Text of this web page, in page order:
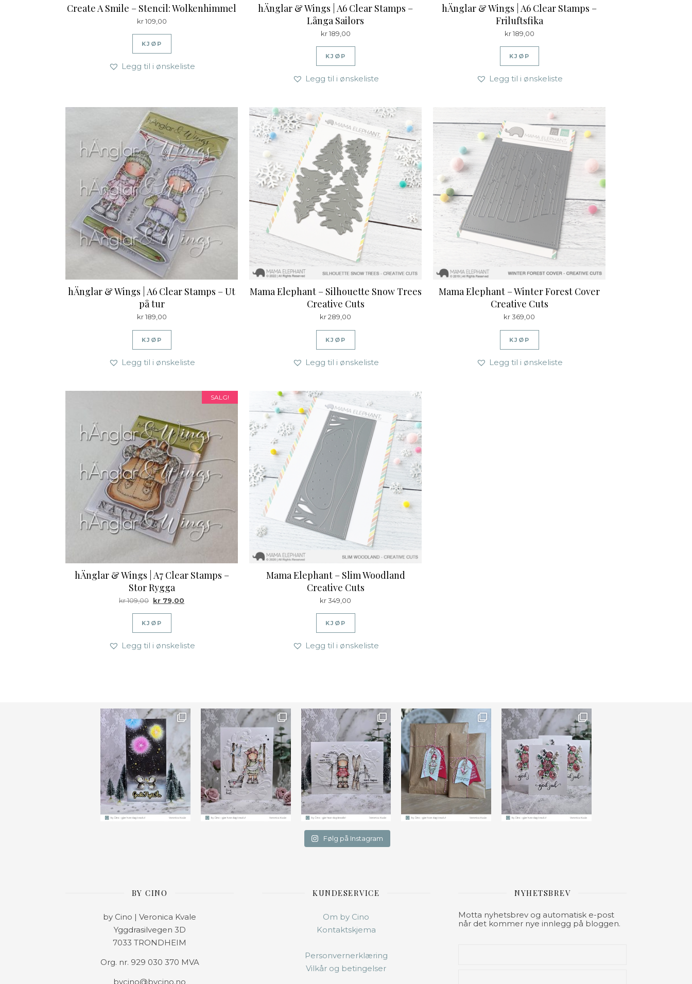
Create A Smile – Stencil: Wolkenhimmel
kr109,00
KJØP
Legg til i ønskeliste
hÄnglar & Wings | A6 Clear Stamps –
Långa Sailors
kr189,00
KJØP
Legg til i ønskeliste
hÄnglar & Wings | A6 Clear Stamps –
Friluftsfika
kr189,00
KJØP
Legg til i ønskeliste
hÄnglar & Wings | A6 Clear Stamps – Ut
på tur
kr189,00
KJØP
Legg til i ønskeliste
Mama Elephant – Silhouette Snow Trees
Creative Cuts
kr289,00
KJØP
Legg til i ønskeliste
Mama Elephant – Winter Forest Cover
Creative Cuts
kr369,00
KJØP
Legg til i ønskeliste
SALG!
hÄnglar & Wings | A7 Clear Stamps –
Stor Rygga
kr109,00 Opprinnelig pris var: kr 109,00.
kr 79,00
KJØP
Legg til i ønskeliste
Mama Elephant – Slim Woodland
Creative Cuts
kr349,00
KJØP
Legg til i ønskeliste
Ønsk Farge
Følg på Instagram
BY CINO
by Cino | Veronica Kvale
Yggdrasilvegen 3D
7033 TRONDHEIM
Org. nr. 929 030 370 MVA
bycino@bycino.no
KUNDESERVICE
Om by Cino
Kontaktskjema
Personvernerklæring
Vilkår og betingelser
NYHETSBREV
Motta nyhetsbrev og automatisk e-post
når det kommer nye innlegg på bloggen.